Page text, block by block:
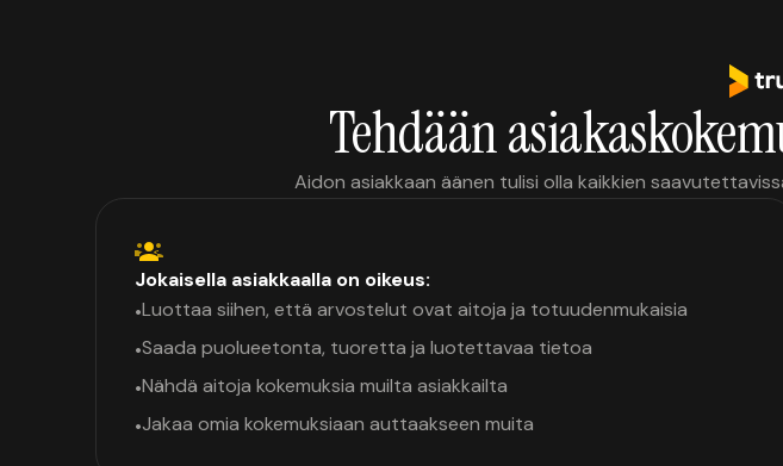
Tehdään
Aidon asiakkaan äänen tulisi olla kaikkien
Jokaisella asiakkaalla on oikeus:
•Luottaa siihen, että arvostelut ovat aitoja ja totuudenmukaisia
•Saada puolueetonta, tuoretta ja luotettavaa tietoa
•Nähdä aitoja kokemuksia muilta asiakkailta
•Jakaa omia kokemuksiaan auttaakseen muita